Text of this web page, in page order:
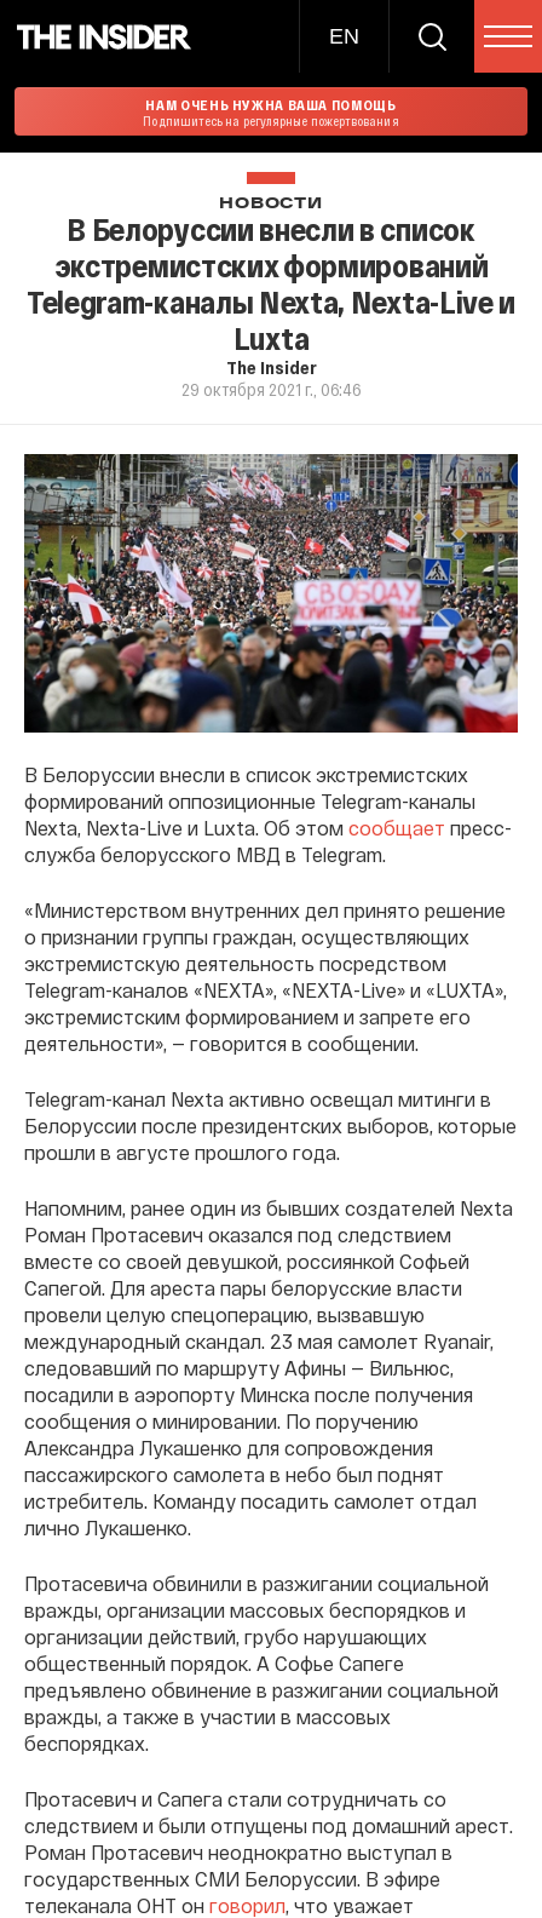
EN
НАМ ОЧЕНЬ НУЖНА ВАША ПОМОЩЬ
Подпишитесь на регулярные пожертвования
НОВОСТИ
В Белоруссии внесли в список
экстремистских формирований
Telegram-каналы Nexta, Nexta-Live и
Luxta
The Insider
29 октября 2021 г., 06:46
В Белоруссии внесли в список экстремистских
формирований оппозиционные Telegram-каналы
Nexta, Nexta-Live и Luxta. Об этом сообщает пресс-
служба белорусского МВД в Telegram.
«Министерством внутренних дел принято решение
о признании группы граждан, осуществляющих
экстремистскую деятельность посредством
Telegram-каналов «NEXTA», «NEXTA-Live» и «LUXTA»,
экстремистским формированием и запрете его
деятельности», — говорится в сообщении.
Telegram-канал Nexta активно освещал митинги в
Белоруссии после президентских выборов, которые
прошли в августе прошлого года.
Напомним, ранее один из бывших создателей Nexta
Роман Протасевич оказался под следствием
вместе со своей девушкой, россиянкой Софьей
Сапегой. Для ареста пары белорусские власти
провели целую спецоперацию, вызвавшую
международный скандал. 23 мая самолет Ryanair,
следовавший по маршруту Афины — Вильнюс,
посадили в аэропорту Минска после получения
сообщения о минировании. По поручению
Александра Лукашенко для сопровождения
пассажирского самолета в небо был поднят
истребитель. Команду посадить самолет отдал
лично Лукашенко.
Протасевича обвинили в разжигании социальной
вражды, организации массовых беспорядков и
организации действий, грубо нарушающих
общественный порядок. А Софье Сапеге
предъявлено обвинение в разжигании социальной
вражды, а также в участии в массовых
беспорядках.
Протасевич и Сапега стали сотрудничать со
следствием и были отпущены под домашний арест.
Роман Протасевич неоднократно выступал в
государственных СМИ Белоруссии. В эфире
телеканала ОНТ он говорил , что уважает